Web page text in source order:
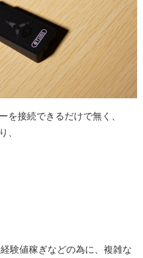
を接続できるだけで無く、
、
験値稼ぎなどの為に、複雑な